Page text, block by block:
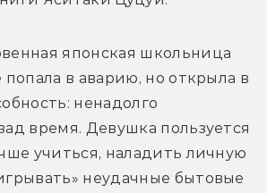
японская школьница
попала в аварию, но открыла в
ненадолго
время. Девушка пользуется
учиться, наладить личную
неудачные бытовые